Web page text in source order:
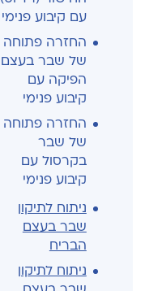
עם קיבוע פנימי
החזרה פתוחה
של שבר בעצם
הפיקה עם
קיבוע פנימי
החזרה פתוחה
של שבר
בקרסול עם
קיבוע פנימי
ניתוח לתיקון
שבר בעצם
הבריח
ניתוח לתיקון